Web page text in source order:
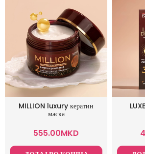
MILLION luxury кератин
маска
555.00MKD